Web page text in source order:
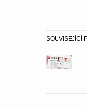
SOUVISEJÍCÍ